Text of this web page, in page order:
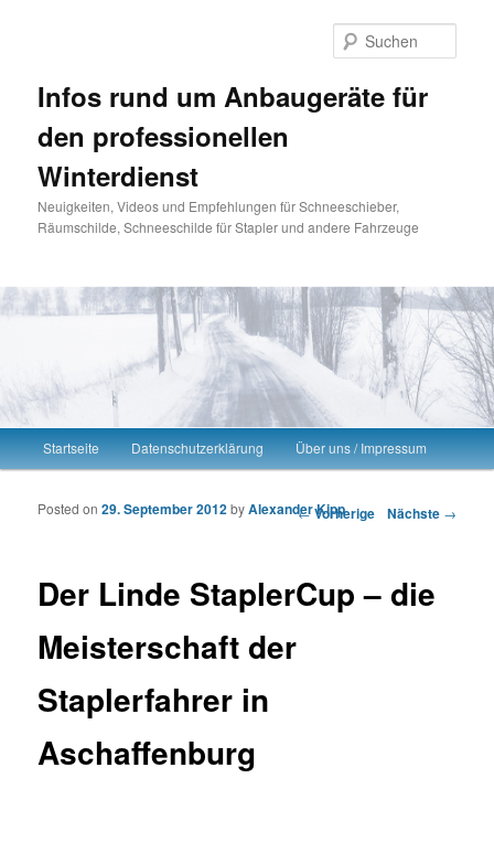
Infos rund um Anbaugeräte für
den professionellen
Winterdienst
Neuigkeiten, Videos und Empfehlungen für Schneeschieber,
Räumschilde, Schneeschilde für Stapler und andere Fahrzeuge
Hauptmenü
Zum Inhalt wechseln
Zum sekundären Inhalt wechseln
Startseite Datenschutzerklärung Über uns / Impressum
Artikelnavigation
←Vorherige Nächste →
Der Linde StaplerCup – die
Meisterschaft der
Staplerfahrer in
Aschaffenburg
Posted on29. September 2012byAlexander Kipp